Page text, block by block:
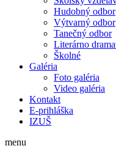
Hudobný odbor
Výtvarný odbor
Tanečný odbor
Literárno
Školné
Galéria
Foto galéria
Video galéria
Kontakt
E-prihláška
IZUŠ
menu